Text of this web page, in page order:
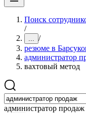
Поиск
/
... /
резюме в
администратор
вахтовый метод
администратор продаж